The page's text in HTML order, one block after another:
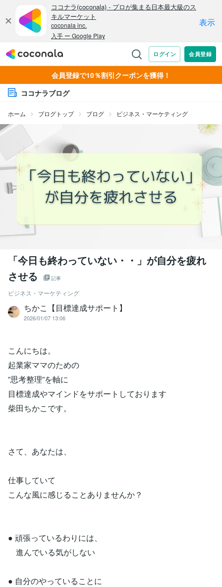
会員登録で10％割引クーポンを獲得！
ココナラブログ
ホーム ブログトップ ブログ ビジネス・マーケティング
「今日も終わっていない・・」が自分を疲れ
させる
記事
ビジネス・マーケティング
ちかこ【目標達成サポート】
2026/01/07 13:06
こんにちは。
起業家ママのための
”思考整理”を軸に
目標達成やマインドをサポートしております
柴田ちかこです。
さて、あなたは、
仕事していて
こんな風に感じることありませんか？
● 頑張っているわりには、
進んでいる気がしない
● 自分のやっていることに